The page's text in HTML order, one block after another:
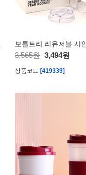
보틀트리 리유저블 샤
3,565원 3,494원
상품코드 [419339]